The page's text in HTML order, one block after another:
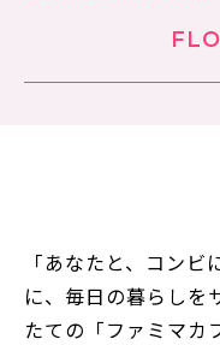
「あなたと、コン
に、毎日の暮らしを
たての「ファミマカ